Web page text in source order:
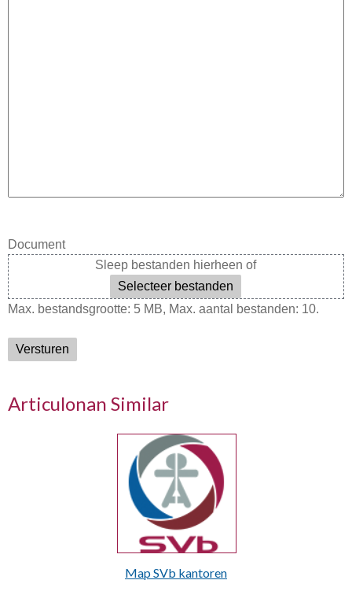
Document
Sleep bestanden hierheen of
Selecteer bestanden
Max. bestandsgrootte: 5 MB, Max. aantal bestanden: 10.
Versturen
Articulonan Similar
Map SVb kantoren